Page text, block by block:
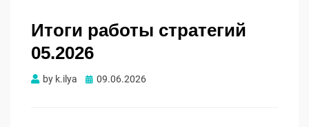
Итоги работы стратегий
05.2026
by k.ilya Опубликовано
09.06.2026